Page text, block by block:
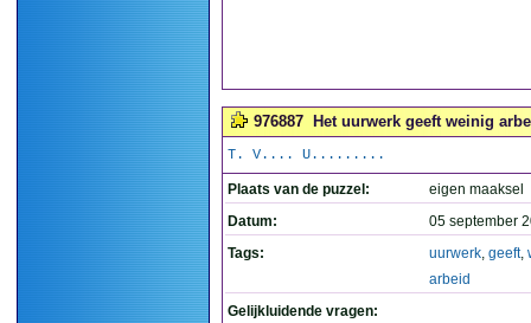
976887 Het uurwerk geeft weinig
T. V.... U.........
Plaats van de puzzel:
eigen maaksel
Datum:
05 september
Tags:
uurwerk, geeft,
arbeid
Gelijkluidende vragen: